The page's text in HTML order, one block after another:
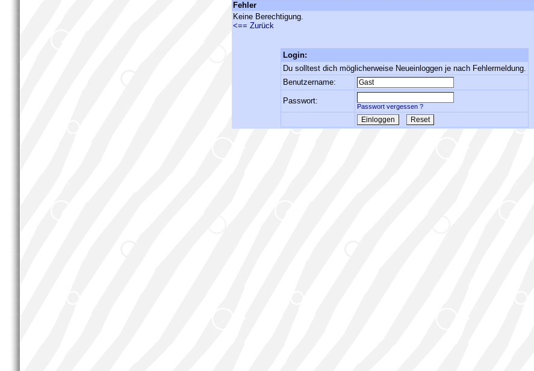
Fehler
Keine Berechtigung.
<== Zurück
Login:
Du solltest dich möglicherweise Neueinloggen je nach Fehlermeldung.
Benutzername:
Passwort:
Passwort vergessen ?